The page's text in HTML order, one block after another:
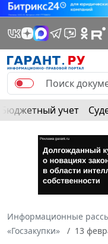
Бюджетный учет
Информационные
«Госзакупки»
13